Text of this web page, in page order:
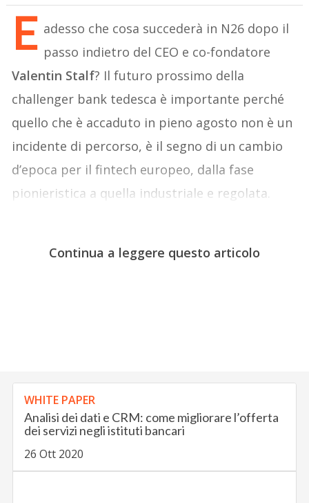
E adesso che cosa succederà in N26 dopo il
passo indietro del CEO e co-fondatore
Valentin Stalf? Il futuro prossimo della
challenger bank tedesca è importante perché
quello che è accaduto in pieno agosto non è un
incidente di percorso, è il segno di un cambio
d’epoca per il fintech europeo, dalla fase
pionieristica a quella industriale e regolata.
Continua a leggere questo articolo
WHITE PAPER
Analisi dei dati e CRM: come migliorare l’offerta
dei servizi negli istituti bancari
26 Ott 2020